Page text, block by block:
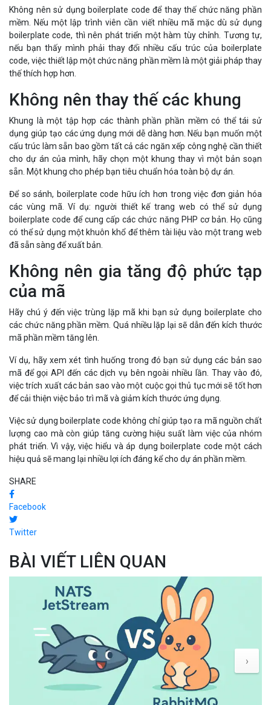
Không nên sử dụng boilerplate code để thay thế chức năng phần
mềm. Nếu một lập trình viên cần viết nhiều mã mặc dù sử dụng
boilerplate code, thì nên phát triển một hàm tùy chỉnh. Tương tự,
nếu bạn thấy mình phải thay đổi nhiều cấu trúc của boilerplate
code, việc thiết lập một chức năng phần mềm là một giải pháp thay
thế thích hợp hơn.
Không nên thay thế các khung
Khung là một tập hợp các thành phần phần mềm có thể tái sử
dụng giúp tạo các ứng dụng mới dễ dàng hơn. Nếu bạn muốn một
cấu trúc làm sẵn bao gồm tất cả các ngăn xếp công nghệ cần thiết
cho dự án của mình, hãy chọn một khung thay vì một bản soạn
sẵn. Một khung cho phép bạn tiêu chuẩn hóa toàn bộ dự án.
Để so sánh, boilerplate code hữu ích hơn trong việc đơn giản hóa
các vùng mã. Ví dụ: người thiết kế trang web có thể sử dụng
boilerplate code để cung cấp các chức năng PHP cơ bản. Họ cũng
có thể sử dụng một khuôn khổ để thêm tài liệu vào một trang web
đã sẵn sàng để xuất bản.
Không nên gia tăng độ phức tạp
của mã
Hãy chú ý đến việc trùng lặp mã khi bạn sử dụng boilerplate cho
các chức năng phần mềm. Quá nhiều lặp lại sẽ dẫn đến kích thước
mã phần mềm tăng lên.
Ví dụ, hãy xem xét tình huống trong đó bạn sử dụng các bản sao
mã để gọi API đến các dịch vụ bên ngoài nhiều lần. Thay vào đó,
việc trích xuất các bản sao vào một cuộc gọi thủ tục mới sẽ tốt hơn
để cải thiện việc bảo trì mã và giảm kích thước ứng dụng.
Việc sử dụng boilerplate code không chỉ giúp tạo ra mã nguồn chất
lượng cao mà còn giúp tăng cường hiệu suất làm việc của nhóm
phát triển. Vì vậy, việc hiểu và áp dụng boilerplate code một cách
hiệu quả sẽ mang lại nhiều lợi ích đáng kể cho dự án phần mềm.
SHARE
Facebook
Twitter
BÀI VIẾT LIÊN QUAN
›